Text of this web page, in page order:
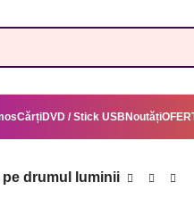
CărțiDVD / Stick USB Noutăți
drumul luminii